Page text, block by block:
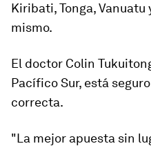
Kiribati, Tonga,
mismo.
El doctor Colin
Pacífico Sur, está
correcta.
"La mejor apuesta sin